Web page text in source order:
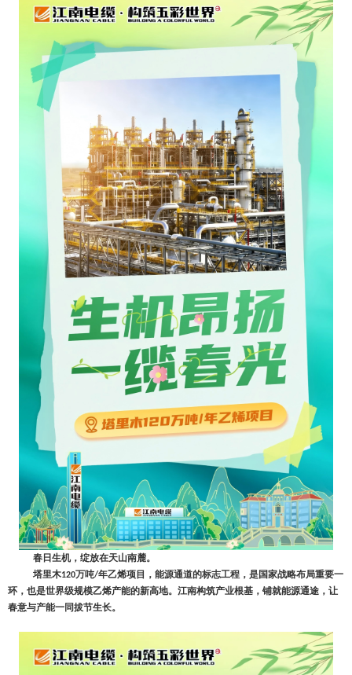
春日生机，绽放在天山南麓。
塔里木120万吨/年乙烯项目，能源通道的标志工程，是国家战略布局重要一
环，也是世界级规模乙烯产能的新高地。江南构筑产业根基，铺就能源通途，让
春意与产能一同拔节生长。